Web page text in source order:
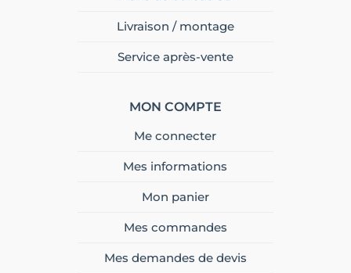
Livraison / montage
Service après-vente
MON COMPTE
Me connecter
Mes informations
Mon panier
Mes commandes
Mes demandes de devis